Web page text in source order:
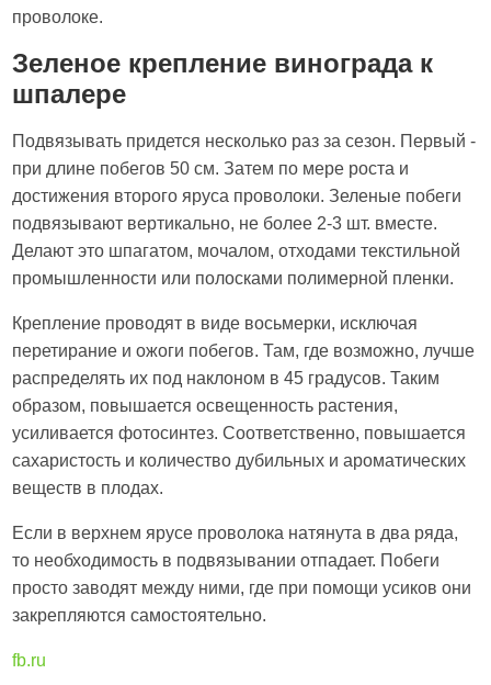
проволоке.
Зеленое крепление винограда к
шпалере
Подвязывать придется несколько раз за сезон. Первый -
при длине побегов 50 см. Затем по мере роста и
достижения второго яруса проволоки. Зеленые побеги
подвязывают вертикально, не более 2-3 шт. вместе.
Делают это шпагатом, мочалом, отходами текстильной
промышленности или полосками полимерной пленки.
Крепление проводят в виде восьмерки, исключая
перетирание и ожоги побегов. Там, где возможно, лучше
распределять их под наклоном в 45 градусов. Таким
образом, повышается освещенность растения,
усиливается фотосинтез. Соответственно, повышается
сахаристость и количество дубильных и ароматических
веществ в плодах.
Если в верхнем ярусе проволока натянута в два ряда,
то необходимость в подвязывании отпадает. Побеги
просто заводят между ними, где при помощи усиков они
закрепляются самостоятельно.
fb.ru